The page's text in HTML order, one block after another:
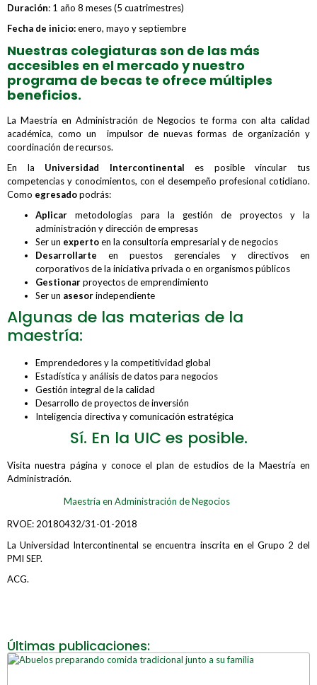
Duración: 1 año 8 meses (5 cuatrimestres)
Fecha de inicio:enero, mayo y septiembre
Nuestras colegiaturas son de las más
accesibles en el mercado y nuestro
programa de becas te ofrece múltiples
beneficios.
La Maestría en Administración de Negocios te forma con alta calidad
académica, como un impulsor de nuevas formas de organización y
coordinación de recursos.
En la Universidad Intercontinental es posible vincular tus
competencias y conocimientos, con el desempeño profesional cotidiano.
Como egresadopodrás:
Aplicar metodologías para la gestión de proyectos y la
administración y dirección de empresas
Ser un expertoen la consultoría empresarial y de negocios
Desarrollarte en puestos gerenciales y directivos en
corporativos de la iniciativa privada o en organismos públicos
Gestionarproyectos de emprendimiento
Ser un asesorindependiente
Algunas de las materias de la
maestría:
Emprendedores y la competitividad global
Estadística y análisis de datos para negocios
Gestión integral de la calidad
Desarrollo de proyectos de inversión
Inteligencia directiva y comunicación estratégica
Sí. En la UIC es posible.
Visita nuestra página y conoce el plan de estudios de la Maestría en
Administración.
Maestría en Administración de Negocios
RVOE: 20180432/31-01-2018
La Universidad Intercontinental se encuentra inscrita en el Grupo 2 del
PMI SEP.
ACG.
Últimas publicaciones: